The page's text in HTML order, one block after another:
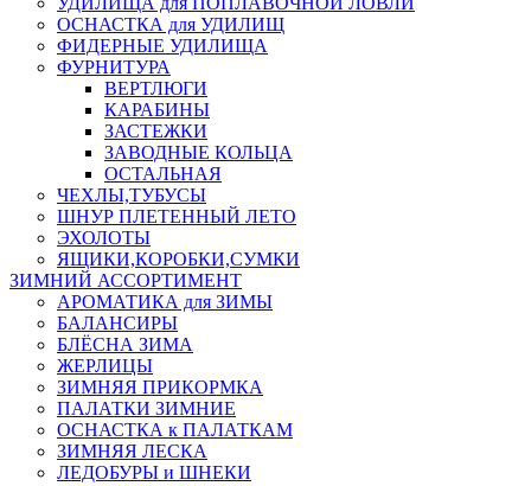
ОСНАСТКА для УДИЛИЩ
ФИДЕРНЫЕ УДИЛИЩА
ФУРНИТУРА
ВЕРТЛЮГИ
КАРАБИНЫ
ЗАСТЕЖКИ
ЗАВОДНЫЕ КОЛЬЦА
ОСТАЛЬНАЯ
ЧЕХЛЫ,ТУБУСЫ
ШНУР ПЛЕТЕННЫЙ ЛЕТО
ЭХОЛОТЫ
ЯЩИКИ,КОРОБКИ,СУМКИ
ЗИМНИЙ АССОРТИМЕНТ
АРОМАТИКА для ЗИМЫ
БАЛАНСИРЫ
БЛЁСНА ЗИМА
ЖЕРЛИЦЫ
ЗИМНЯЯ ПРИКОРМКА
ПАЛАТКИ ЗИМНИЕ
ОСНАСТКА к ПАЛАТКАМ
ЗИМНЯЯ ЛЕСКА
ЛЕДОБУРЫ и ШНЕКИ